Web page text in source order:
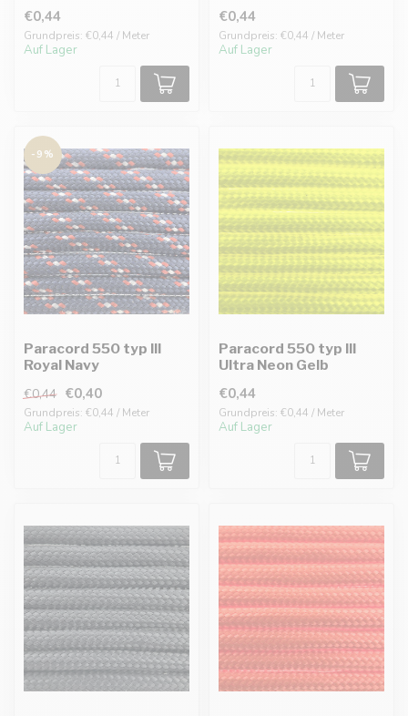
€0,44
Grundpreis: €0,44 / Meter
Auf Lager
€0,44
Grundpreis: €0,44 / Meter
Auf Lager
-9%
Paracord 550 typ III
Royal Navy
€0,44 €0,40
Grundpreis: €0,44 / Meter
Auf Lager
Paracord 550 typ III
Ultra Neon Gelb
€0,44
Grundpreis: €0,44 / Meter
Auf Lager